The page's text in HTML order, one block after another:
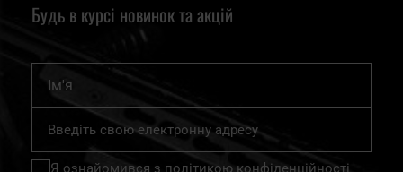
Будь в курсі новинок та акцій
Підпишіться
нашу
Я ознайомився з політикою конфіденційності